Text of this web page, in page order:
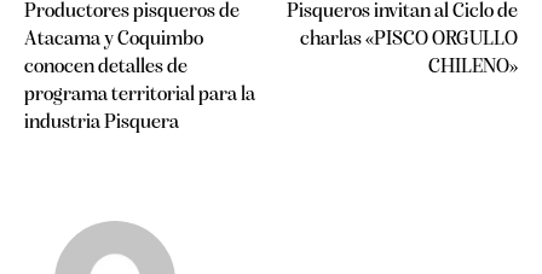
Productores pisqueros de
Atacama y Coquimbo
conocen detalles de
programa territorial para la
industria Pisquera
Pisqueros invitan al Ciclo de
charlas «PISCO ORGULLO
CHILENO»